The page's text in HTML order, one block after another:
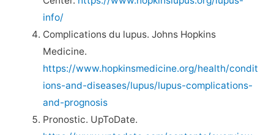
info/
Complications du lupus. Johns Hopkins
Medicine.
https://www.hopkinsmedicine.org/health/condit
ions-and-diseases/lupus/lupus-complications-
and-prognosis
Pronostic. UpToDate.